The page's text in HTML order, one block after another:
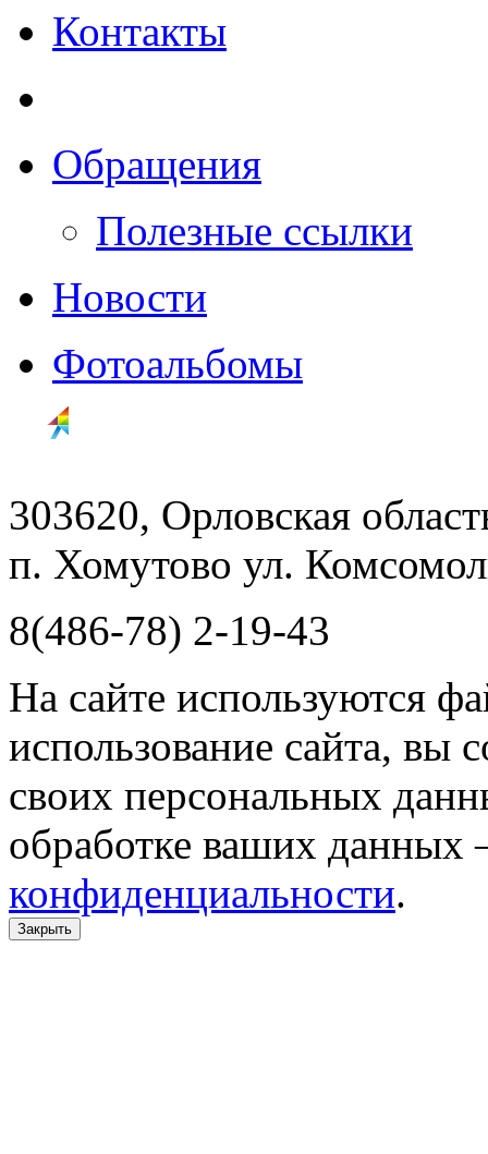
Контакты
Обращения
Полезные ссылки
Новости
Фотоальбомы
303620, Орловская
п. Хомутово ул.
8(486-78) 2-19-43
На сайте используются
использование сайта, вы
своих персональных
обработке ваших данных
конфиденциальности.
Закрыть